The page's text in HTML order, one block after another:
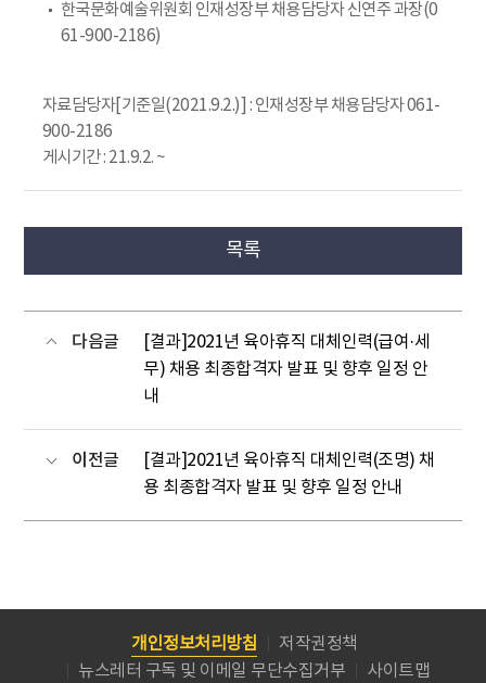
한국문화예술위원회 인재성장부 채용담당자 신연주 과장(0
61-900-2186)
자료담당자[기준일(2021.9.2.)] : 인재성장부 채용담당자 061-
900-2186
게시기간 : 21.9.2. ~
목록
다음글
[결과]2021년 육아휴직 대체인력(급여·세
무) 채용 최종합격자 발표 및 향후 일정 안
내
이전글
[결과]2021년 육아휴직 대체인력(조명) 채
용 최종합격자 발표 및 향후 일정 안내
개인정보처리방침
저작권정책
뉴스레터 구독 및 이메일 무단수집거부
사이트맵